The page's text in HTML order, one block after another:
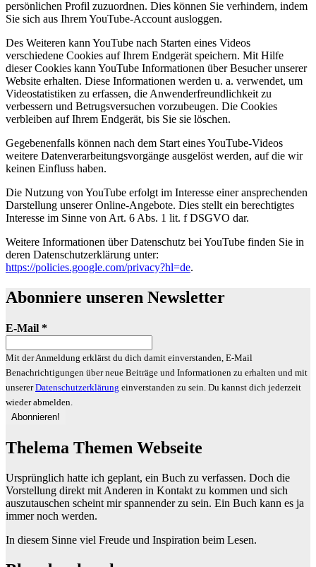
persönlichen Profil zuzuordnen. Dies können Sie verhindern, indem
Sie sich aus Ihrem YouTube-Account ausloggen.
Des Weiteren kann YouTube nach Starten eines Videos
verschiedene Cookies auf Ihrem Endgerät speichern. Mit Hilfe
dieser Cookies kann YouTube Informationen über Besucher unserer
Website erhalten. Diese Informationen werden u. a. verwendet, um
Videostatistiken zu erfassen, die Anwenderfreundlichkeit zu
verbessern und Betrugsversuchen vorzubeugen. Die Cookies
verbleiben auf Ihrem Endgerät, bis Sie sie löschen.
Gegebenenfalls können nach dem Start eines YouTube-Videos
weitere Datenverarbeitungsvorgänge ausgelöst werden, auf die wir
keinen Einfluss haben.
Die Nutzung von YouTube erfolgt im Interesse einer ansprechenden
Darstellung unserer Online-Angebote. Dies stellt ein berechtigtes
Interesse im Sinne von Art. 6 Abs. 1 lit. f DSGVO dar.
Weitere Informationen über Datenschutz bei YouTube finden Sie in
deren Datenschutzerklärung unter:
https://policies.google.com/privacy?hl=de.
Abonniere unseren Newsletter
E-Mail *
Mit der Anmeldung erklärst du dich damit einverstanden, E-Mail
Benachrichtigungen über neue Beiträge und Informationen zu erhalten und mit
unsererDatenschutzerklärung einverstanden zu sein. Du kannst dich jederzeit
wieder abmelden.
Thelema Themen Webseite
Ursprünglich hatte ich geplant, ein Buch zu verfassen. Doch die
Vorstellung direkt mit Anderen in Kontakt zu kommen und sich
auszutauschen scheint mir spannender zu sein. Ein Buch kann es ja
immer noch werden.
In diesem Sinne viel Freude und Inspiration beim Lesen.